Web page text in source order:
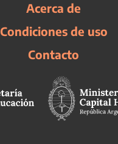
Acerca de
Condiciones de uso
Contacto